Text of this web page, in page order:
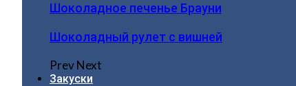
Шоколадное печенье Брауни
Шоколадный рулет с вишней
PrevNext
Закуски